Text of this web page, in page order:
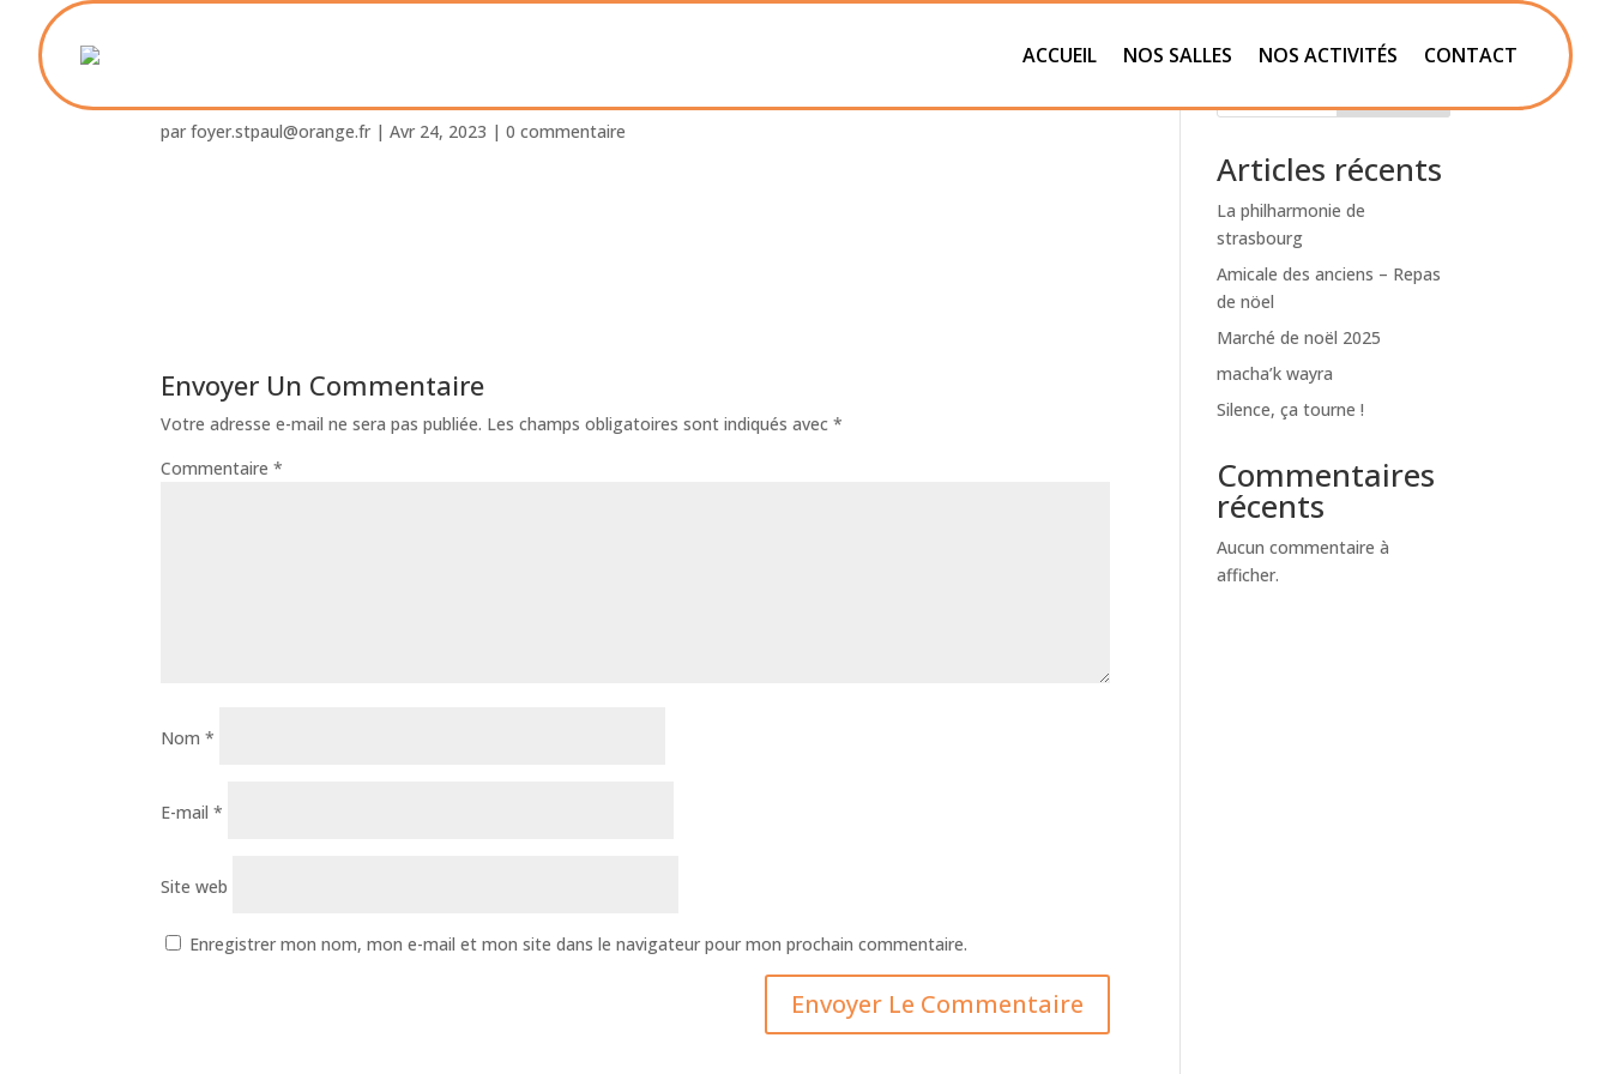
ACCUEIL NOS SALLES NOS ACTIVITÉS CONTACT
parfoyer.stpaul@orange.fr |Avr 24, 2023 |0 commentaire
Envoyer Un Commentaire
Votre adresse e-mail ne sera pas publiée. Les champs obligatoires sont indiqués avec*
Commentaire*
Nom*
E-mail*
Site web
Enregistrer mon nom, mon e-mail et mon site dans le navigateur pour mon prochain commentaire.
Articles récents
La philharmonie de
strasbourg
Amicale des anciens – Repas
de nöel
Marché de noël 2025
macha’k wayra
Silence, ça tourne !
Commentaires
récents
Aucun commentaire à
afficher.